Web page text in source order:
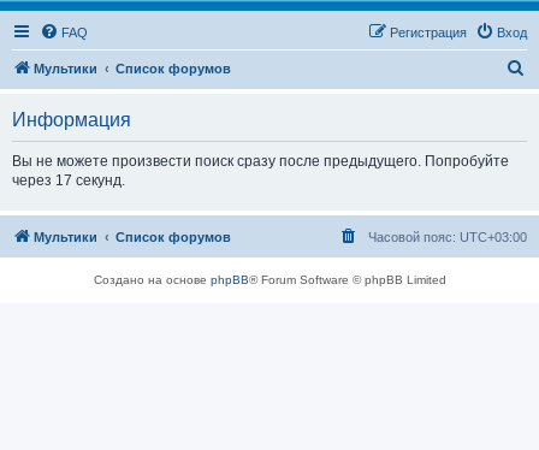
FAQ Вход
Регистрация
Мультики Список форумов
Информация
Вы не можете произвести поиск сразу после предыдущего. Попробуйте
через 17 секунд.
Мультики Список форумов Часовой пояс: UTC+03:00
Создано на основе phpBB® Forum Software © phpBB Limited